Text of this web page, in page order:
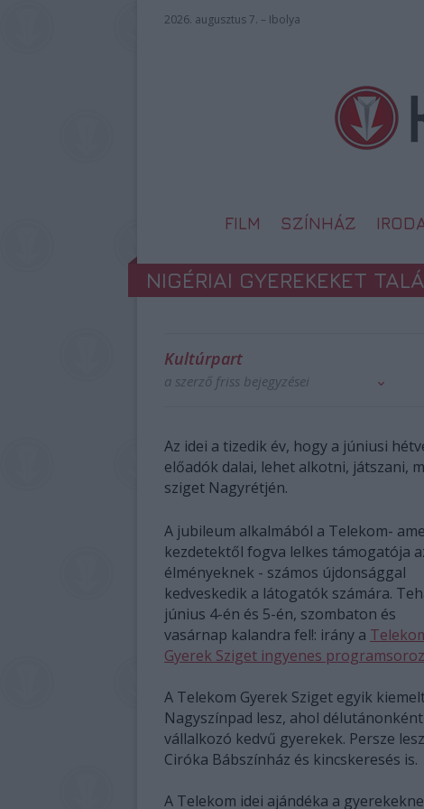
2026. augusztus 7. – Ibolya
FILM SZÍNHÁZ
NIGÉRIAI GYEREKEKET
Kultúrpart
a szerző friss bejegyzései
Az idei a tizedik év, hogy a júniusi
előadók dalai, lehet alkotni, játszani,
sziget Nagyrétjén.
A jubileum alkalmából a Telekom-
kezdetektől fogva lelkes támogatója
élményeknek - számos újdonsággal
kedveskedik a látogatók számára.
június 4-én és 5-én, szombaton és
vasárnap kalandra fel!: irány a
Gyerek Sziget ingyenes
A Telekom Gyerek Sziget egyik
Nagyszínpad lesz, ahol
vállalkozó kedvű gyerekek. Persze
Ciróka Bábszínház és kincskeresés is.
A Telekom idei ajándéka a